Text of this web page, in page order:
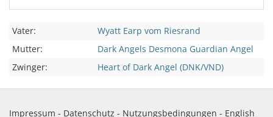
Vater:
Wyatt Earp vom Riesrand
Mutter:
Dark Angels Desmona Guardian Angel
Zwinger:
Heart of Dark Angel (DNK/VND)
Impressum - Datenschutz - Nutzungsbedingungen - English